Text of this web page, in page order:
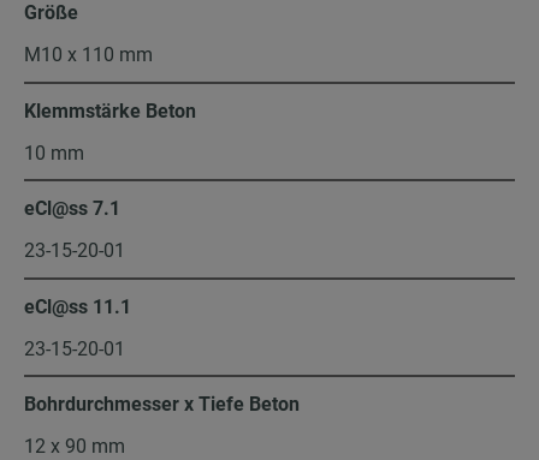
Größe
M10 x 110 mm
Klemmstärke Beton
10 mm
eCl@ss 7.1
23-15-20-01
eCl@ss 11.1
23-15-20-01
Bohrdurchmesser x Tiefe Beton
12 x 90 mm